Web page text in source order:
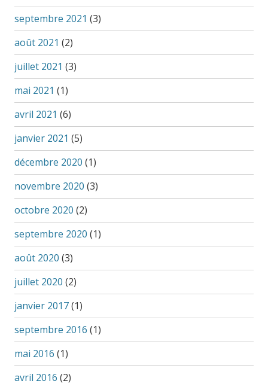
septembre 2021 (3)
août 2021 (2)
juillet 2021 (3)
mai 2021 (1)
avril 2021 (6)
janvier 2021 (5)
décembre 2020 (1)
novembre 2020 (3)
octobre 2020 (2)
septembre 2020 (1)
août 2020 (3)
juillet 2020 (2)
janvier 2017(1)
septembre 2016 (1)
mai 2016 (1)
avril 2016 (2)